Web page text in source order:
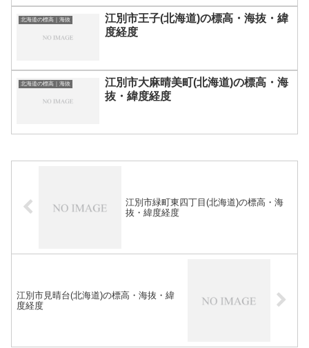
北海道の標高｜海抜
江別市王子(北海道)の標高・海抜・緯
度経度
北海道の標高｜海抜
江別市大麻晴美町(北海道)の標高・海
抜・緯度経度
江別市緑町東四丁目(北海道)の標高・海
抜・緯度経度
江別市見晴台(北海道)の標高・海抜・緯
度経度